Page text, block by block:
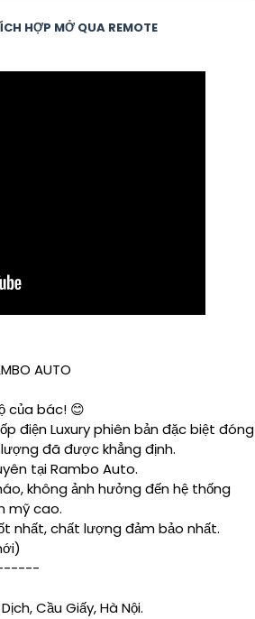
HỢP MỞ QUA REMOTE
AUTO
của bác! 😊
điện Luxury phiên bản đặc biệt đóng
đã được khẳng định.
tại Rambo Auto.
không ảnh hưởng đến hệ thống
mỹ cao.
nhất, chất lượng đảm bảo nhất.
Cầu Giấy, Hà Nội.